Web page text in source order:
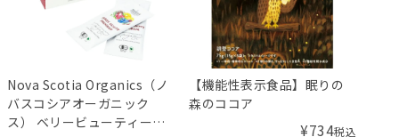
Nova Scotia Organics（ノ
バスコシアオーガニック
ス） ベリービューティープ
【機能性表示食品】眠りの
森のココア
¥734税込